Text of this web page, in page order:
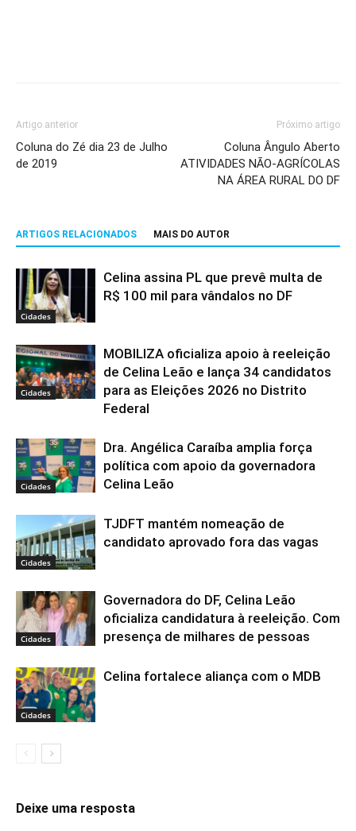
Artigo anterior
Coluna do Zé dia 23 de Julho
de 2019
Próximo artigo
Coluna Ângulo Aberto
ATIVIDADES NÃO-AGRÍCOLAS
NA ÁREA RURAL DO DF
ARTIGOS RELACIONADOS MAIS DO AUTOR
Cidades
Celina assina PL que prevê multa de
R$ 100 mil para vândalos no DF
Cidades
MOBILIZA oficializa apoio à reeleição
de Celina Leão e lança 34 candidatos
para as Eleições 2026 no Distrito
Federal
Cidades
Dra. Angélica Caraíba amplia força
política com apoio da governadora
Celina Leão
Cidades
TJDFT mantém nomeação de
candidato aprovado fora das vagas
Cidades
Governadora do DF, Celina Leão
oficializa candidatura à reeleição. Com
presença de milhares de pessoas
Cidades
Celina fortalece aliança com o MDB
Deixe uma resposta